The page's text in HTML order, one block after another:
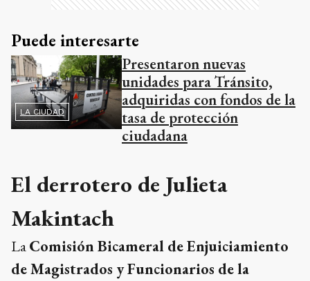
Puede interesarte
LA CIUDAD
Presentaron nuevas
unidades para Tránsito,
adquiridas con fondos de la
tasa de protección
ciudadana
El derrotero de Julieta
Makintach
LaComisión Bicameral de Enjuiciamiento
de Magistrados y Funcionarios de la